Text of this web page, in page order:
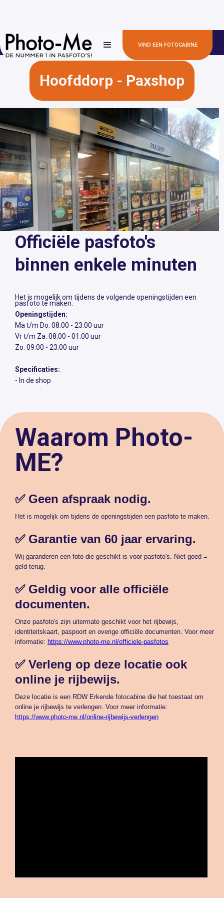
VIND EEN FOTOCABINE
✅ Snel en betaalbaar
gemeentehuizen
Hoofddorp - Paxshop
Officiële pasfoto's
binnen enkele minuten
Het is mogelijk om tijdens de volgende openingstijden een
pasfoto te maken:
Openingstijden:
Ma t/m Do: 08:00 - 23:00 uur
Vr t/m Za: 08:00 - 01:00 uur
Zo: 09:00 - 23:00 uur
Specificaties:
- In de shop
Waarom Photo-
ME?
✅ Geen afspraak nodig.
Het is mogelijk om tijdens de openingstijden een pasfoto te maken.
✅ Garantie van 60 jaar ervaring.
Wij garanderen een foto die geschikt is voor pasfoto's. Niet goed =
geld terug.
✅ Geldig voor alle officiële
documenten.
Onze pasfoto's zijn uitermate geschikt voor het rijbewijs,
identiteitskaart, paspoort en overige officiële documenten. Voor meer
informatie: https://www.photo-me.nl/officiele-pasfotos
✅ Verleng op deze locatie ook
online je rijbewijs.
Deze locatie is een RDW Erkende fotocabine die het toestaat om
online je rijbewijs te verlengen. Voor meer informatie:
https://www.photo-me.nl/online-rijbewijs-verlengen